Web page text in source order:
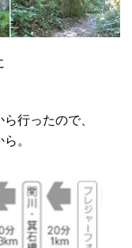
行ったので、
。